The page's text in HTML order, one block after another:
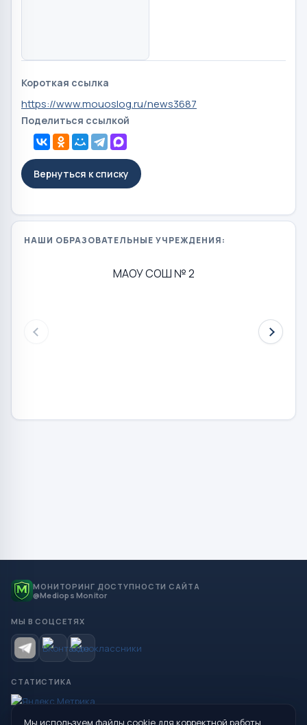
Короткая ссылка
https://www.mouoslog.ru/news3687
Поделиться ссылкой
Вернуться к списку
НАШИ ОБРАЗОВАТЕЛЬНЫЕ УЧРЕЖДЕНИЯ:
МАОУ СОШ № 2
МОНИТОРИНГ ДОСТУПНОСТИ САЙТА
@Mediops Monitor
МЫ В СОЦСЕТЯХ
СТАТИСТИКА
Мы используем файлы cookie для корректной работы